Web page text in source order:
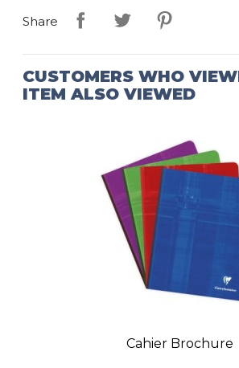
Share
CUSTOMERS WHO
ITEM ALSO VIEWED
Cahier Brochure